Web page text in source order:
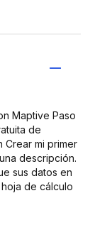
Maptive Paso
de
Crear mi primer
descripción.
sus datos en
de cálculo